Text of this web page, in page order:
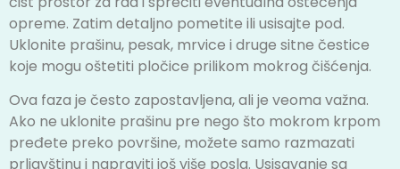
opreme. Zatim detaljno pometite ili usisajte pod.
Uklonite prašinu, pesak, mrvice i druge sitne čestice
koje mogu oštetiti pločice prilikom mokrog čišćenja.
Ova faza je često zapostavljena, ali je veoma važna.
Ako ne uklonite prašinu pre nego što mokrom krpom
pređete preko površine, možete samo razmazati
prljavštinu i napraviti još više posla. Usisavanje sa